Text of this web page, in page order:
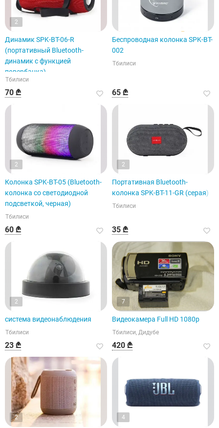
2
Динамик SPK-BT-06-R
(портативный Bluetooth-
динамик с функцией
повербанка)
Тбилиси
70 ₾
Беспроводная колонка SPK-BT-
002
Тбилиси
65 ₾
2
Колонка SPK-BT-05 (Bluetooth-
колонка со светодиодной
подсветкой, черная)
Тбилиси
60 ₾
2
Портативная Bluetooth-
колонка SPK-BT-11-GR (серая)
Тбилиси
35 ₾
2
система видеонаблюдения
Тбилиси
23 ₾
7
Видеокамера Full HD 1080p
Тбилиси, Дидубе
420 ₾
2 4